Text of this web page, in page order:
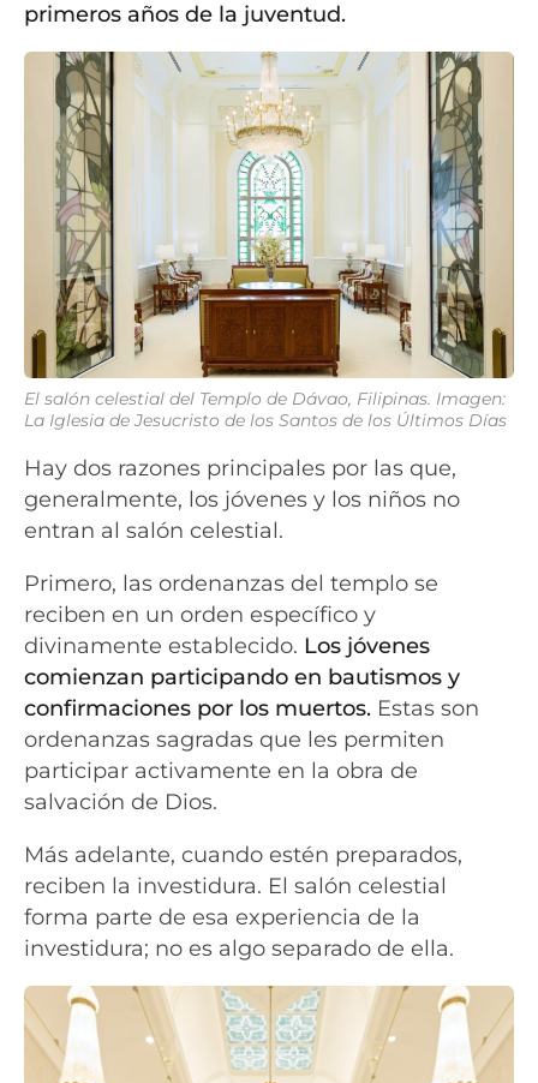
primeros años de la juventud.
El salón celestial del Templo de Dávao, Filipinas. Imagen:
La Iglesia de Jesucristo de los Santos de los Últimos Días
Hay dos razones principales por las que,
generalmente, los jóvenes y los niños no
entran al salón celestial.
Primero, las ordenanzas del templo se
reciben en un orden específico y
divinamente establecido. Los jóvenes
comienzan participando en bautismos y
confirmaciones por los muertos. Estas son
ordenanzas sagradas que les permiten
participar activamente en la obra de
salvación de Dios.
Más adelante, cuando estén preparados,
reciben la investidura. El salón celestial
forma parte de esa experiencia de la
investidura; no es algo separado de ella.